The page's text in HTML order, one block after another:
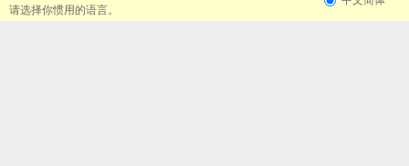
请选择你惯用的语言。